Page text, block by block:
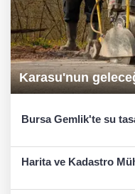
Karasu'nun
Bursa Gemlik'te su
Harita ve Kadastro